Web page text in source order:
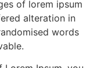
time clock
per time clock